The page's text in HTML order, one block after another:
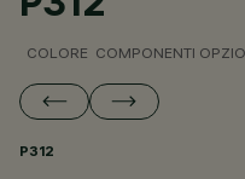
COLORE COMPONENTI
P312